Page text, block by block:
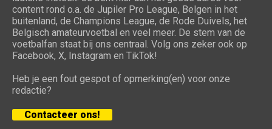
content rond o.a. de Jupiler Pro League, Belgen in het
buitenland, de Champions League, de Rode Duivels, het
Belgisch amateurvoetbal en veel meer. De stem van de
voetbalfan staat bij ons centraal. Volg ons zeker ook op
Facebook, X, Instagram en TikTok!
Heb je een fout gespot of opmerking(en) voor onze
redactie?
Contacteer ons!